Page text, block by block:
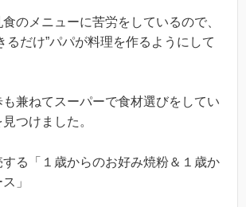
のメニューに苦労をしているので、
るだけ”パパが料理を作るようにして
兼ねてスーパーで食材選びをしてい
つけました。
る「１歳からのお好み焼粉＆１歳か
」